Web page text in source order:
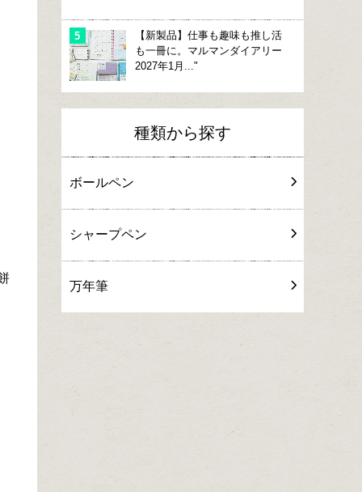
【新製品】仕事も趣味も推し活
も一冊に。マルマンダイアリー
2027年1月..."
種類から探す
ボールペン
シャープペン
万年筆